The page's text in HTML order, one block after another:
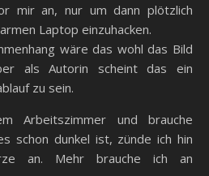
mir an, nur um dann plötzlich
Laptop einzuhacken.
wäre das wohl das Bild
als Autorin scheint das ein
zu sein.
Arbeitszimmer und brauche
schon dunkel ist, zünde ich hin
an. Mehr brauche ich an